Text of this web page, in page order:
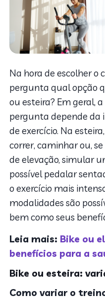
Na hora de escolher o
pergunta qual opção
ou esteira? Em geral,
pergunta depende da
de exercício. Na
correr, caminhar ou,
de elevação, simular
possível pedalar
o exercício mais
modalidades são
bem como seus
Leia mais: Bike ou
benefícios para a
Bike ou esteira:
Como variar o